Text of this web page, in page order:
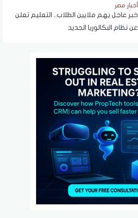
أخبار مصر
خبر عاجل يهم ملايين الطلاب.. التعليم تعلن
عن نظام البكالوريا الجديد